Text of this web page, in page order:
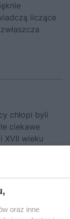
liczące
chłopi byli
ciekawe
XVII wieku
a jeden
w XVIII
Andrzej
na
oraz inne